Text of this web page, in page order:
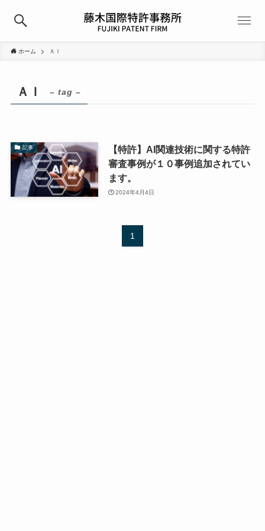
ホーム ＡＩ
ＡＩ – tag –
記事
【特許】AI関連技術に関する特許
審査事例が１０事例追加されてい
ます。
2024年4月4日
1